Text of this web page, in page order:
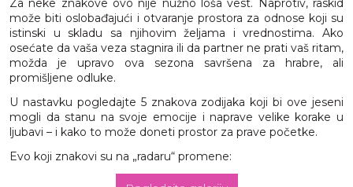
Za neke znakove ovo nije nužno loša vest. Naprotiv, raskid
može biti oslobađajući i otvaranje prostora za odnose koji su
istinski u skladu sa njihovim željama i vrednostima. Ako
osećate da vaša veza stagnira ili da partner ne prati vaš ritam,
možda je upravo ova sezona savršena za hrabre, ali
promišljene odluke.
U nastavku pogledajte 5 znakova zodijaka koji bi ove jeseni
mogli da stanu na svoje emocije i naprave velike korake u
ljubavi – i kako to može doneti prostor za prave početke.
Evo koji znakovi su na „radaru“ promene: